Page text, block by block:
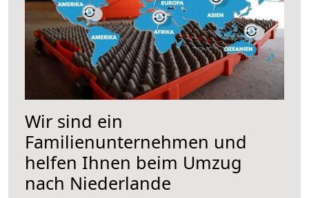
Wir sind ein
Familienunternehmen und
helfen Ihnen beim Umzug
nach Niederlande